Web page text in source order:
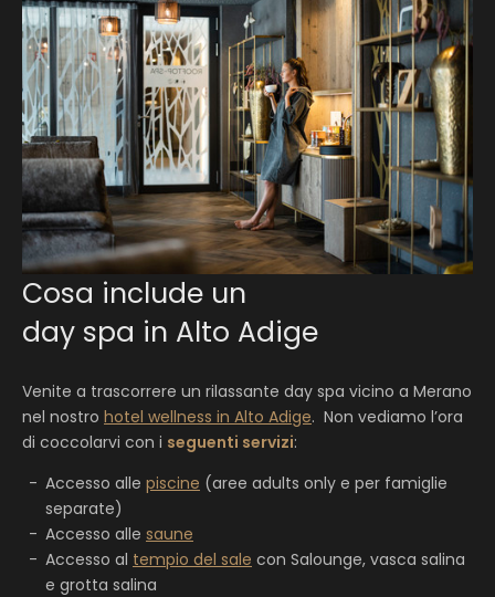
Cosa include un
day spa in Alto Adige
Venite a trascorrere un rilassante day spa vicino a Merano
nel nostro hotel wellness in Alto Adige. Non vediamo l’ora
di coccolarvi con i seguenti servizi:
Accesso alle piscine (aree adults only e per famiglie
separate)
Accesso alle saune
Accesso al tempio del sale con Salounge, vasca salina
e grotta salina